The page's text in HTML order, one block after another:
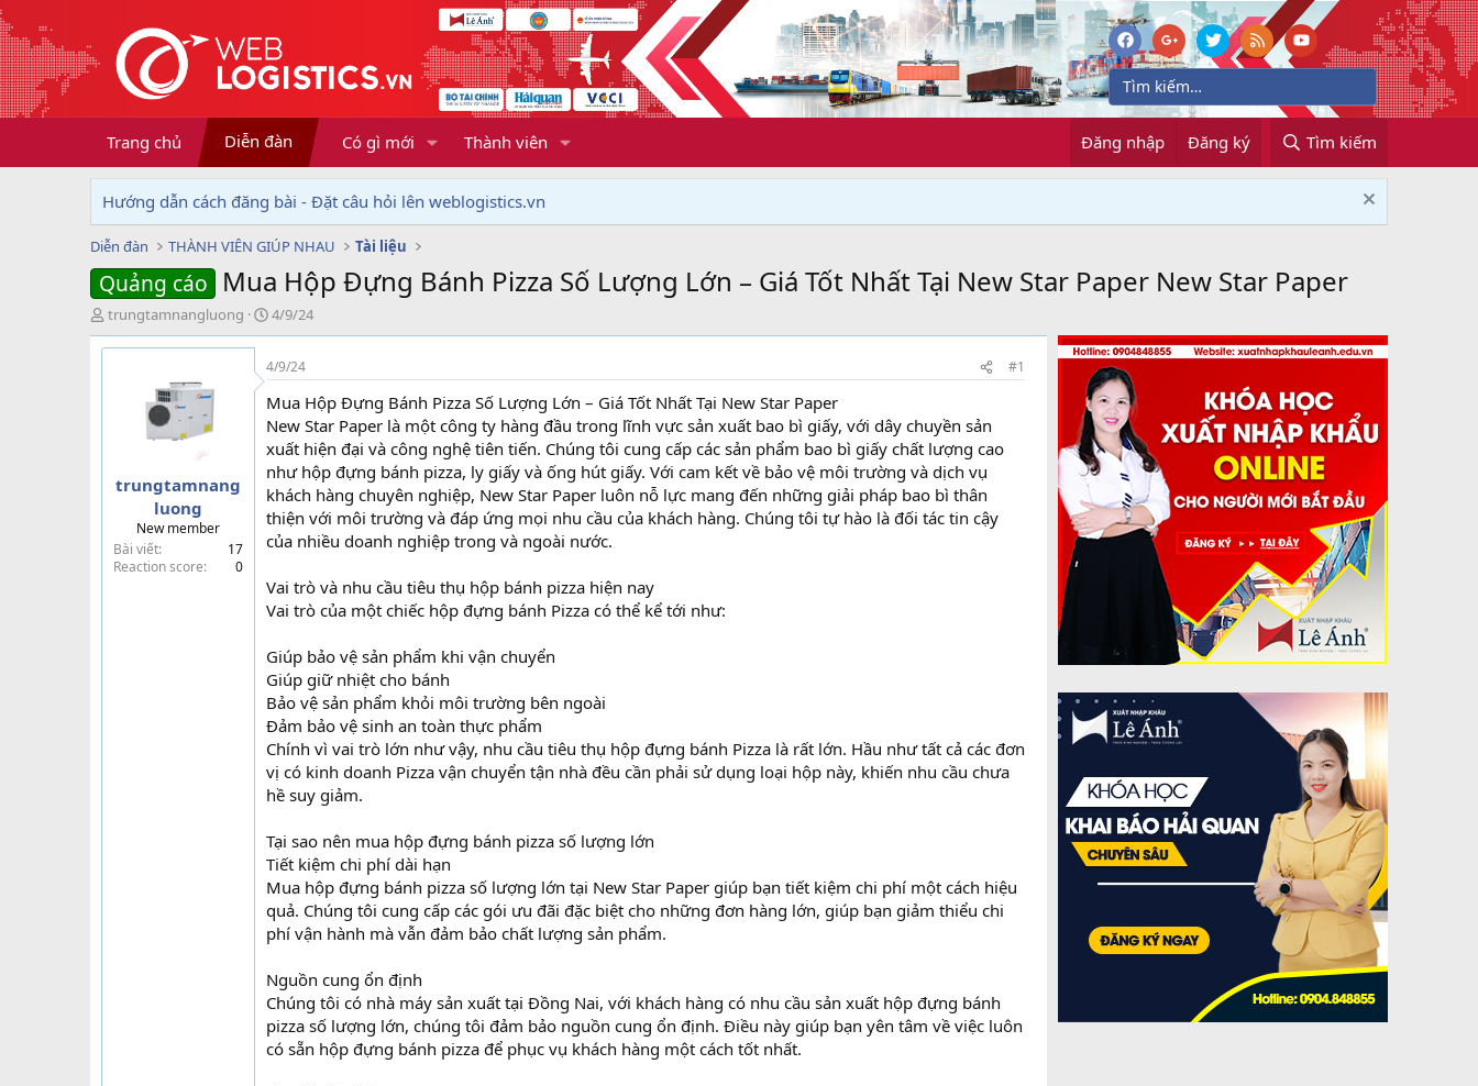
Trang chủ Diễn đàn Có gì mới Thành viên Đăng nhập Đăng ký Tìm kiếm
Hướng dẫn cách đăng bài - Đặt câu hỏi lên weblogistics.vn
Diễn đàn THÀNH VIÊN GIÚP NHAU Tài liệu
Quảng cáo Mua Hộp Đựng Bánh Pizza Số Lượng Lớn – Giá Tốt Nhất Tại New Star Paper New Star Paper
T
h
r
trungtamnangluong
N
g
y
ử
i
4/9/24
trungtamnang
luong
New member
Bài viết
17
Reaction score
0
4/9/24 #1
Mua Hộp Đựng Bánh Pizza Số Lượng Lớn – Giá Tốt Nhất Tại New Star Paper
New Star Paper là một công ty hàng đầu trong lĩnh vực sản xuất bao bì giấy, với dây chuyền sản
xuất hiện đại và công nghệ tiên tiến. Chúng tôi cung cấp các sản phẩm bao bì giấy chất lượng cao
như hộp đựng bánh pizza, ly giấy và ống hút giấy. Với cam kết về bảo vệ môi trường và dịch vụ
khách hàng chuyên nghiệp, New Star Paper luôn nỗ lực mang đến những giải pháp bao bì thân
thiện với môi trường và đáp ứng mọi nhu cầu của khách hàng. Chúng tôi tự hào là đối tác tin cậy
của nhiều doanh nghiệp trong và ngoài nước.
Vai trò và nhu cầu tiêu thụ hộp bánh pizza hiện nay
Vai trò của một chiếc hộp đựng bánh Pizza có thể kể tới như:
Giúp bảo vệ sản phẩm khi vận chuyển
Giúp giữ nhiệt cho bánh
Bảo vệ sản phẩm khỏi môi trường bên ngoài
Đảm bảo vệ sinh an toàn thực phẩm
Chính vì vai trò lớn như vậy, nhu cầu tiêu thụ hộp đựng bánh Pizza là rất lớn. Hầu như tất cả các đơn
vị có kinh doanh Pizza vận chuyển tận nhà đều cần phải sử dụng loại hộp này, khiến nhu cầu chưa
hề suy giảm.
Tại sao nên mua hộp đựng bánh pizza số lượng lớn
Tiết kiệm chi phí dài hạn
Mua hộp đựng bánh pizza số lượng lớn tại New Star Paper giúp bạn tiết kiệm chi phí một cách hiệu
quả. Chúng tôi cung cấp các gói ưu đãi đặc biệt cho những đơn hàng lớn, giúp bạn giảm thiểu chi
phí vận hành mà vẫn đảm bảo chất lượng sản phẩm.
Nguồn cung ổn định
Chúng tôi có nhà máy sản xuất tại Đồng Nai, với khách hàng có nhu cầu sản xuất hộp đựng bánh
pizza số lượng lớn, chúng tôi đảm bảo nguồn cung ổn định. Điều này giúp bạn yên tâm về việc luôn
có sẵn hộp đựng bánh pizza để phục vụ khách hàng một cách tốt nhất.